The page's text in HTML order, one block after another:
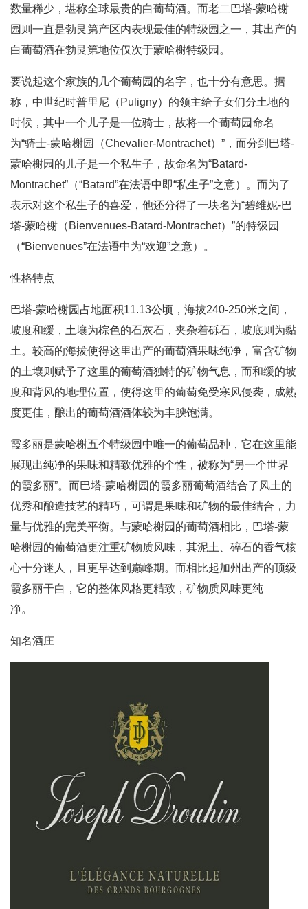
数量稀少，堪称全球最贵的白葡萄酒。而老二巴塔-蒙哈榭
园则一直是勃艮第产区内表现最佳的特级园之一，其出产的
白葡萄酒在勃艮第地位仅次于蒙哈榭特级园。
要说起这个家族的几个葡萄园的名字，也十分有意思。据
称，中世纪时普里尼（Puligny）的领主给子女们分土地的
时候，其中一个儿子是一位骑士，故将一个葡萄园命名
为“骑士-蒙哈榭园（Chevalier-Montrachet）”，而分到巴塔-
蒙哈榭园的儿子是一个私生子，故命名为“Batard-
Montrachet”（“Batard”在法语中即“私生子”之意）。而为了
表示对这个私生子的喜爱，他还分得了一块名为“碧维妮-巴
塔-蒙哈榭（Bienvenues-Batard-Montrachet）”的特级园
（“Bienvenues”在法语中为“欢迎”之意）。
性格特点
巴塔-蒙哈榭园占地面积11.13公顷，海拔240-250米之间，
坡度和缓，土壤为棕色的石灰石，夹杂着砾石，坡底则为黏
土。较高的海拔使得这里出产的葡萄酒果味纯净，富含矿物
的土壤则赋予了这里的葡萄酒独特的矿物气息，而和缓的坡
度和背风的地理位置，使得这里的葡萄免受寒风侵袭，成熟
度更佳，酿出的葡萄酒酒体较为丰腴饱满。
霞多丽是蒙哈榭五个特级园中唯一的葡萄品种，它在这里能
展现出纯净的果味和精致优雅的个性，被称为“另一个世界
的霞多丽”。而巴塔-蒙哈榭园的霞多丽葡萄酒结合了风土的
优秀和酿造技艺的精巧，可谓是果味和矿物的最佳结合，力
量与优雅的完美平衡。与蒙哈榭园的葡萄酒相比，巴塔-蒙
哈榭园的葡萄酒更注重矿物质风味，其泥土、碎石的香气核
心十分迷人，且更早达到巅峰期。而相比起加州出产的顶级
霞多丽干白，它的整体风格更精致，矿物质风味更纯
净。
知名酒庄